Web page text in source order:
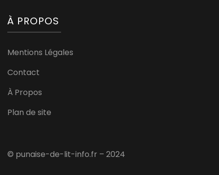
À PROPOS
Mentions Légales
Contact
À Propos
Plan de site
© punaise-de-lit-info.fr – 2024